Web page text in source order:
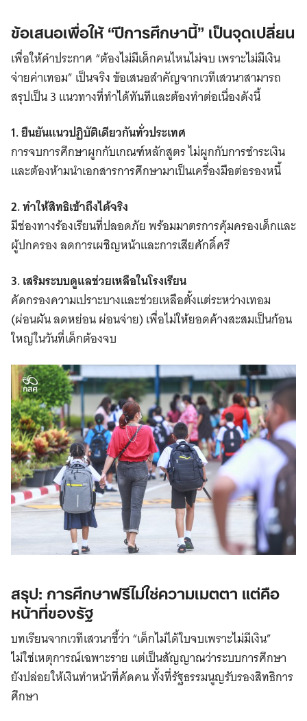
Search
for:
ข้อเสนอเพื่อให้ “ปีการศึกษานี้” เป็นจุดเปลี่ยน
เพื่อให้คำประกาศ “ต้องไม่มีเด็กคนไหนไม่จบ เพราะไม่มีเงิน
จ่ายค่าเทอม” เป็นจริง ข้อเสนอสำคัญจากเวทีเสวนาสามารถ
สรุปเป็น 3 แนวทางที่ทำได้ทันทีและต้องทำต่อเนื่องดังนี้
1. ยืนยันแนวปฏิบัติเดียวกันทั่วประเทศ
การจบการศึกษาผูกกับเกณฑ์หลักสูตร ไม่ผูกกับการชำระเงิน
และต้องห้ามนำเอกสารการศึกษามาเป็นเครื่องมือต่อรองหนี้
2. ทำให้สิทธิเข้าถึงได้จริง
มีช่องทางร้องเรียนที่ปลอดภัย พร้อมมาตรการคุ้มครองเด็กและ
ผู้ปกครอง ลดการเผชิญหน้าและการเสียศักดิ์ศรี
3. เสริมระบบดูแลช่วยเหลือในโรงเรียน
คัดกรองความเปราะบางและช่วยเหลือตั้งแต่ระหว่างเทอม
(ผ่อนผัน ลดหย่อน ผ่อนจ่าย) เพื่อไม่ให้ยอดค้างสะสมเป็นก้อน
ใหญ่ในวันที่เด็กต้องจบ
สรุป: การศึกษาฟรีไม่ใช่ความเมตตา แต่คือ
หน้าที่ของรัฐ
บทเรียนจากเวทีเสวนาชี้ว่า “เด็กไม่ได้ใบจบเพราะไม่มีเงิน”
ไม่ใช่เหตุการณ์เฉพาะราย แต่เป็นสัญญาณว่าระบบการศึกษา
ยังปล่อยให้เงินทำหน้าที่คัดคน ทั้งที่รัฐธรรมนูญรับรองสิทธิการ
ศึกษา